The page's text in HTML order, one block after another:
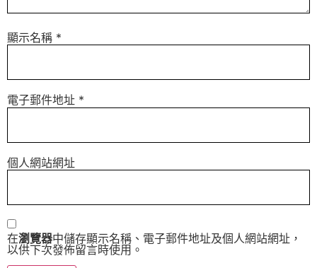
顯示名稱 *
電子郵件地址 *
個人網站網址
在瀏覽器中儲存顯示名稱、電子郵件地址及個人網站網址，
以供下次發佈留言時使用。